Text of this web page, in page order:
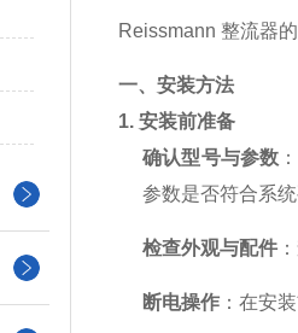
Reissmann 整流器
一、安装方法
1. 安装前准备
确认型号与参数
参数是否符合系
检查外观与配件
断电操作 ：在安